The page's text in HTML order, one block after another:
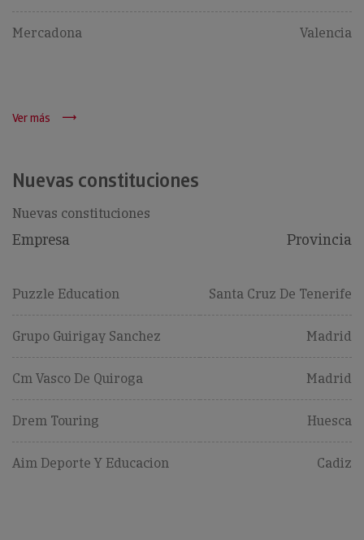
Mercadona Valencia
Ver más
Nuevas constituciones
Nuevas constituciones
Empresa Provincia
Puzzle Education Santa Cruz De Tenerife
Grupo Guirigay Sanchez Madrid
Cm Vasco De Quiroga Madrid
Drem Touring Huesca
Aim Deporte Y Educacion Cadiz